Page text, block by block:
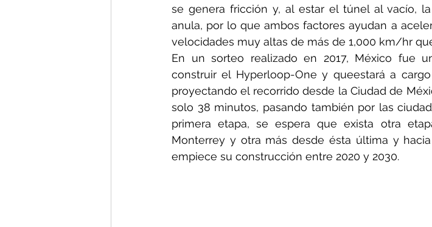
se genera fricción y, al estar el túnel al vacío,
anula, por lo que ambos factores ayudan a
velocidades muy altas de más de 1,000 km/hr
En un sorteo realizado en 2017, México fue
construir el Hyperloop-One y queestará a
proyectando el recorrido desde la Ciudad de
solo 38 minutos, pasando también por las
primera etapa, se espera que exista otra
Monterrey y otra más desde ésta última y
empiece su construcción entre 2020 y 2030.